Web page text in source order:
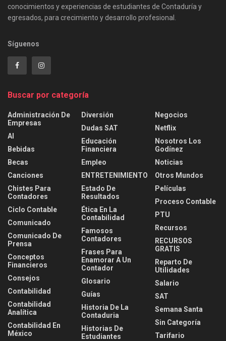
conocimientos y experiencias de estudiantes de Contaduría y
egresados, para crecimiento y desarrollo profesional.
Síguenos
Buscar por categoría
Administración De
Empresas
AI
Bebidas
Becas
Canciones
Chistes Para
Contadores
Ciclo Contable
Comunicado
Comunicado De
Prensa
Conceptos
Financieros
Consejos
Contabilidad
Contabilidad
Analítica
Contabilidad En
México
Diversión
Dudas SAT
Educación
Financiera
Empleo
ENTRETENIMIENTO
Estado De
Resultados
Ética En La
Contabilidad
Famosos
Contadores
Frases Para
Enamorar A Un
Contador
Glosario
Guías
Historia De La
Contaduria
Historias De
Estudiantes
Negocios
Netflix
Nosotros Los
Godínez
Noticias
Otros Mundos
Películas
Proceso Contable
PTU
Recursos
RECURSOS
GRATIS
Reparto De
Utilidades
Salario
SAT
Semana Santa
Sin Categoría
Tarifario